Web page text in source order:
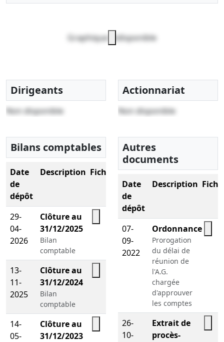
Graphique indisponible
Dirigeants
Non disponible
Actionnariat
Non disponible
Bilans comptables
Date
de
dépôt
Description Fichier
29-
04-
2026
Clôture au
31/12/2025
Bilan
comptable
13-
11-
2025
Clôture au
31/12/2024
Bilan
comptable
14-
05-
Clôture au
31/12/2023
Autres
documents
Date
de
dépôt
Description
07-
09-
2022
Ordonnance
Prorogation
du délai de
réunion de
l'A.G.
chargée
d'approuver
les comptes
26-
10-
Extrait de
procès-